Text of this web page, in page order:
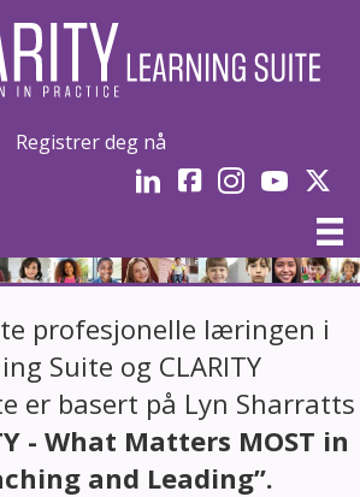
Registrer deg nå
LinkedInFacebookInstagramYouTubeTwitter
profesjonelle læringen i
Suite og CLARITY
er basert på Lyn Sharratts
- What Matters MOST in
and Leading”.